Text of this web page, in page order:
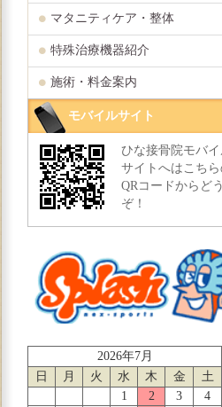
マタニティケア・整体
特殊治療機器紹介
施術・料金案内
モバイルサイト
ひな接骨院モバ
サイトへはこち
QRコードからどう
ぞ！
2026年7月
日
月 火 水 木 金
土
1
2 3
4